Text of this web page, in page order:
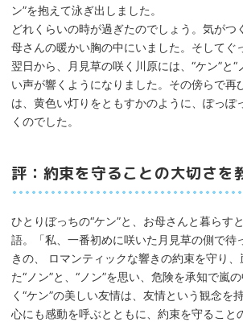
ン”を抱えて泳ぎ出しました。
どれくらいの時が過ぎたのでしょう。気がつ
母さんの暖かい胸の中にいました。そしてぐ
翌日から、月見草の咲く川原には、“ケン”と“
い声が響くようになりました。その傍らで再
は、黄色い灯りをともすかのように、ぽっぽ
くのでした。
評：約束を守ることの大切さを
ひとりぼっちの“ケン”と、お母さんと暮らす
語。「私、一番初めに咲いた月見草の側で待
きの、 ロマンティックな響きの約束を守り
た“ノン”と、“ノン”を思い、危険を承知で嵐
く“ケン”の美しい友情は、友情という観念を
心にも感動を呼ぶとともに、約束を守ること